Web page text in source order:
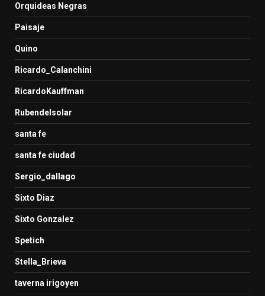
Orquideas Negras
Paisaje
Quino
Ricardo_Calanchini
RicardoKauffman
Rubendelsolar
santa fe
santa fe ciudad
Sergio_dallago
Sixto Diaz
Sixto Gonzalez
Spetich
Stella_Brieva
taverna irigoyen